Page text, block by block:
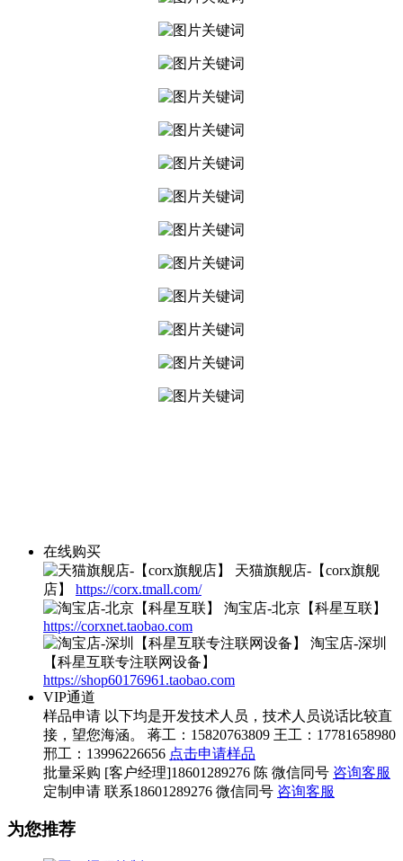
在线购买
天猫旗舰店-【corx旗舰
店】
https://corx.tmall.com/
淘宝店-北京【科星互联】
https://corxnet.taobao.com
淘宝店-深圳
【科星互联专注联网设备】
https://shop60176961.taobao.com
VIP通道
样品申请 以下均是开发技术人员，技术人员说话比较直
接，望您海涵。 蒋工：15820763809 王工：17781658980
邢工：13996226656 点击申请样品
批量采购 [客户经理]18601289276 陈 微信同号 咨询客服
定制申请 联系18601289276 微信同号 咨询客服
为您推荐